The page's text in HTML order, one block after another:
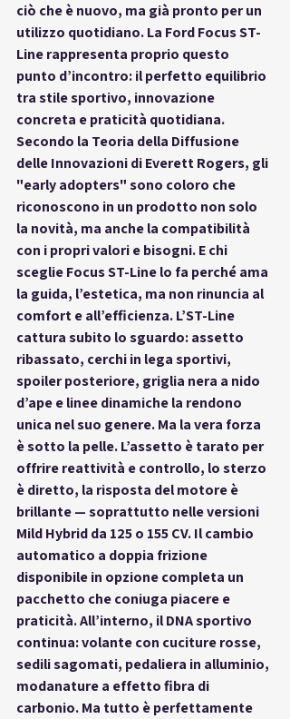
ciò che è nuovo, ma già pronto per un
utilizzo quotidiano. La Ford Focus ST-
Line rappresenta proprio questo
punto d’incontro: il perfetto equilibrio
tra stile sportivo, innovazione
concreta e praticità quotidiana.
Secondo la Teoria della Diffusione
delle Innovazioni di Everett Rogers, gli
"early adopters" sono coloro che
riconoscono in un prodotto non solo
la novità, ma anche la compatibilità
con i propri valori e bisogni. E chi
sceglie Focus ST-Line lo fa perché ama
la guida, l’estetica, ma non rinuncia al
comfort e all’efficienza. L’ST-Line
cattura subito lo sguardo: assetto
ribassato, cerchi in lega sportivi,
spoiler posteriore, griglia nera a nido
d’ape e linee dinamiche la rendono
unica nel suo genere. Ma la vera forza
è sotto la pelle. L’assetto è tarato per
offrire reattività e controllo, lo sterzo
è diretto, la risposta del motore è
brillante — soprattutto nelle versioni
Mild Hybrid da 125 o 155 CV. Il cambio
automatico a doppia frizione
disponibile in opzione completa un
pacchetto che coniuga piacere e
praticità. All’interno, il DNA sportivo
continua: volante con cuciture rosse,
sedili sagomati, pedaliera in alluminio,
modanature a effetto fibra di
carbonio. Ma tutto è perfettamente